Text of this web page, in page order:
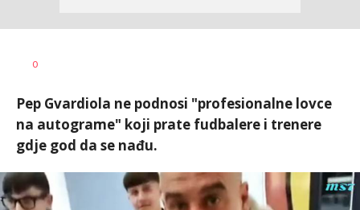
0
Pep Gvardiola ne podnosi "profesionalne lovce
na autograme" koji prate fudbalere i trenere
gdje god da se nađu.